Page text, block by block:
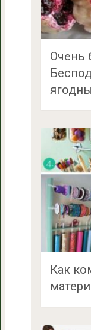
Очень
Как